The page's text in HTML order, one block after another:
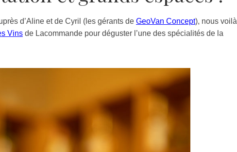
d’Aline et de Cyril (les gérants de GeoVan Concept), nous voilà
Vins de Lacommande pour déguster l’une des spécialités de la